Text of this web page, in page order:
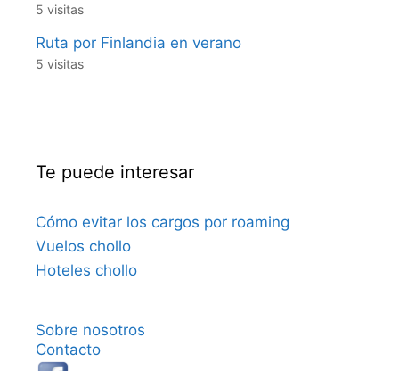
5 visitas
Ruta por Finlandia en verano
5 visitas
Te puede interesar
Cómo evitar los cargos por roaming
Vuelos chollo
Hoteles chollo
Sobre nosotros
Contacto